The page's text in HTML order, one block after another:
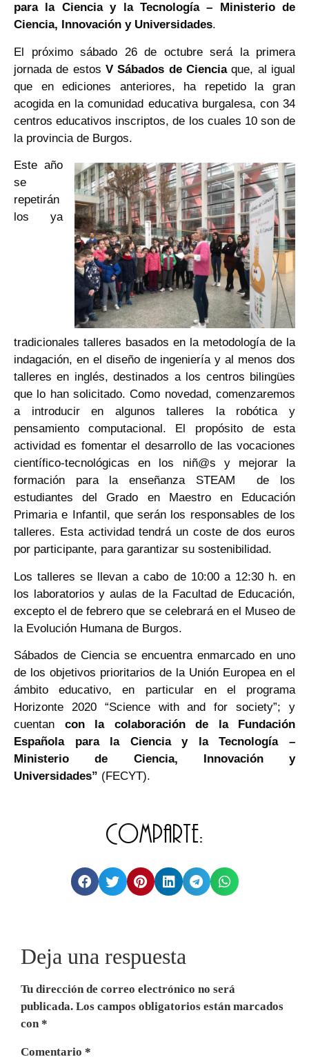
para la Ciencia y la Tecnología – Ministerio de
Ciencia, Innovación y Universidades.
El próximo sábado 26 de octubre será la primera
jornada de estos V Sábados de Cienciaque, al igual
que en ediciones anteriores, ha repetido la gran
acogida en la comunidad educativa burgalesa, con 34
centros educativos inscriptos, de los cuales 10 son de
la provincia de Burgos.
Este año
se
repetirán
los ya
tradicionales talleres basados en la metodología de la
indagación, en el diseño de ingeniería y al menos dos
talleres en inglés, destinados a los centros bilingües
que lo han solicitado. Como novedad, comenzaremos
a introducir en algunos talleres la robótica y
pensamiento computacional. El propósito de esta
actividad es fomentar el desarrollo de las vocaciones
científico-tecnológicas en los niñ@s y mejorar la
formación para la enseñanza STEAM de los
estudiantes del Grado en Maestro en Educación
Primaria e Infantil, que serán los responsables de los
talleres. Esta actividad tendrá un coste de dos euros
por participante, para garantizar su sostenibilidad.
Los talleres se llevan a cabo de 10:00 a 12:30 h. en
los laboratorios y aulas de la Facultad de Educación,
excepto el de febrero que se celebrará en el Museo de
la Evolución Humana de Burgos.
Sábados de Ciencia se encuentra enmarcado en uno
de los objetivos prioritarios de la Unión Europea en el
ámbito educativo, en particular en el programa
Horizonte 2020 “Science with and for society”; y
cuentan con la colaboración de la Fundación
Española para la Ciencia y la Tecnología –
Ministerio de Ciencia, Innovación y
Universidades” (FECYT).
Comparte:
Deja una respuesta
Tu dirección de correo electrónico no será
publicada. Los campos obligatorios están marcados
con*
Comentario *